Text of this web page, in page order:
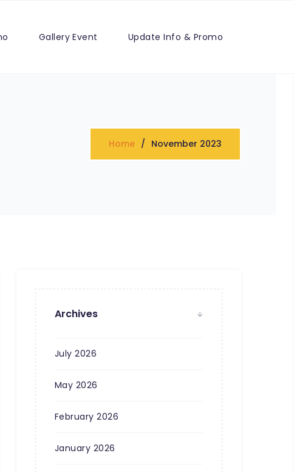
Gallery Event Update Info & Promo
Home November 2023
Archives
July 2026
May 2026
February 2026
January 2026